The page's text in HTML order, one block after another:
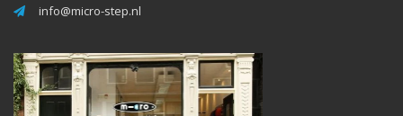
info@micro-step.nl